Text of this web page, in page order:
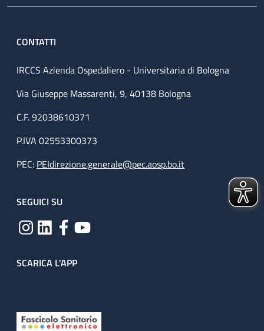
CONTATTI
IRCCS Azienda Ospedaliero - Universitaria di Bologna
Via Giuseppe Massarenti, 9, 40138 Bologna
C.F. 92038610371
P.IVA 02553300373
PEC: PEIdirezione.generale@pec.aosp.bo.it
SEGUICI SU
SCARICA L'APP